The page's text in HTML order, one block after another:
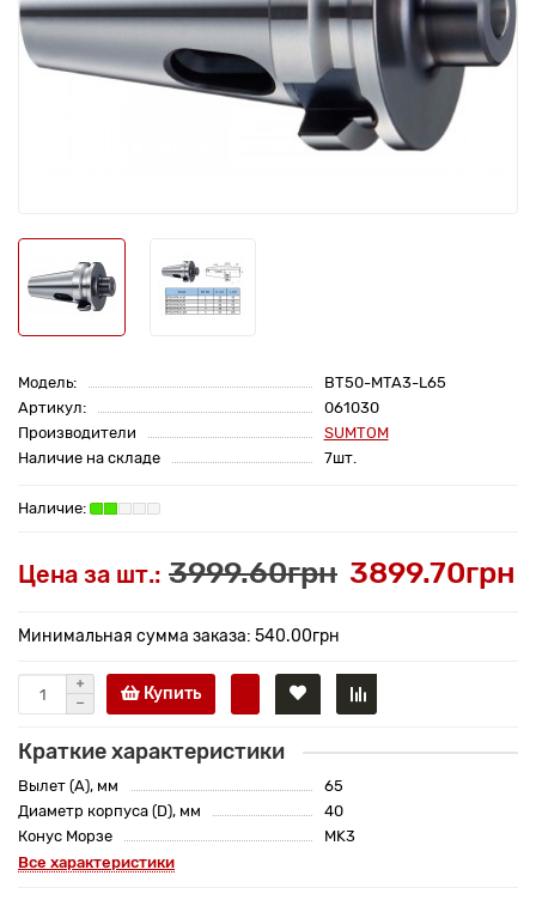
Модель:
BT50-MTA3-L65
Артикул:
061030
Производители
SUMTOM
Наличие на складе
7шт.
Цена за шт.: 3999.60грн 3899.70грн
Минимальная сумма заказа: 540.00грн
Купить
Краткие характеристики
Вылет (A), мм
65
Диаметр корпуса (D), мм
40
Конус Морзе
MK3
Все характеристики